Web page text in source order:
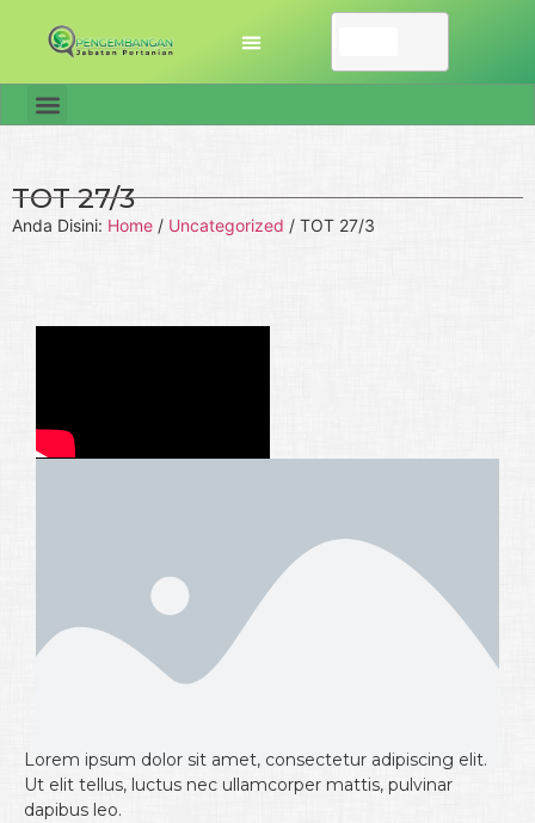
TOT 27/3
Anda Disini: Home / Uncategorized / TOT 27/3
Lorem ipsum dolor sit amet, consectetur adipiscing elit.
Ut elit tellus, luctus nec ullamcorper mattis, pulvinar
dapibus leo.